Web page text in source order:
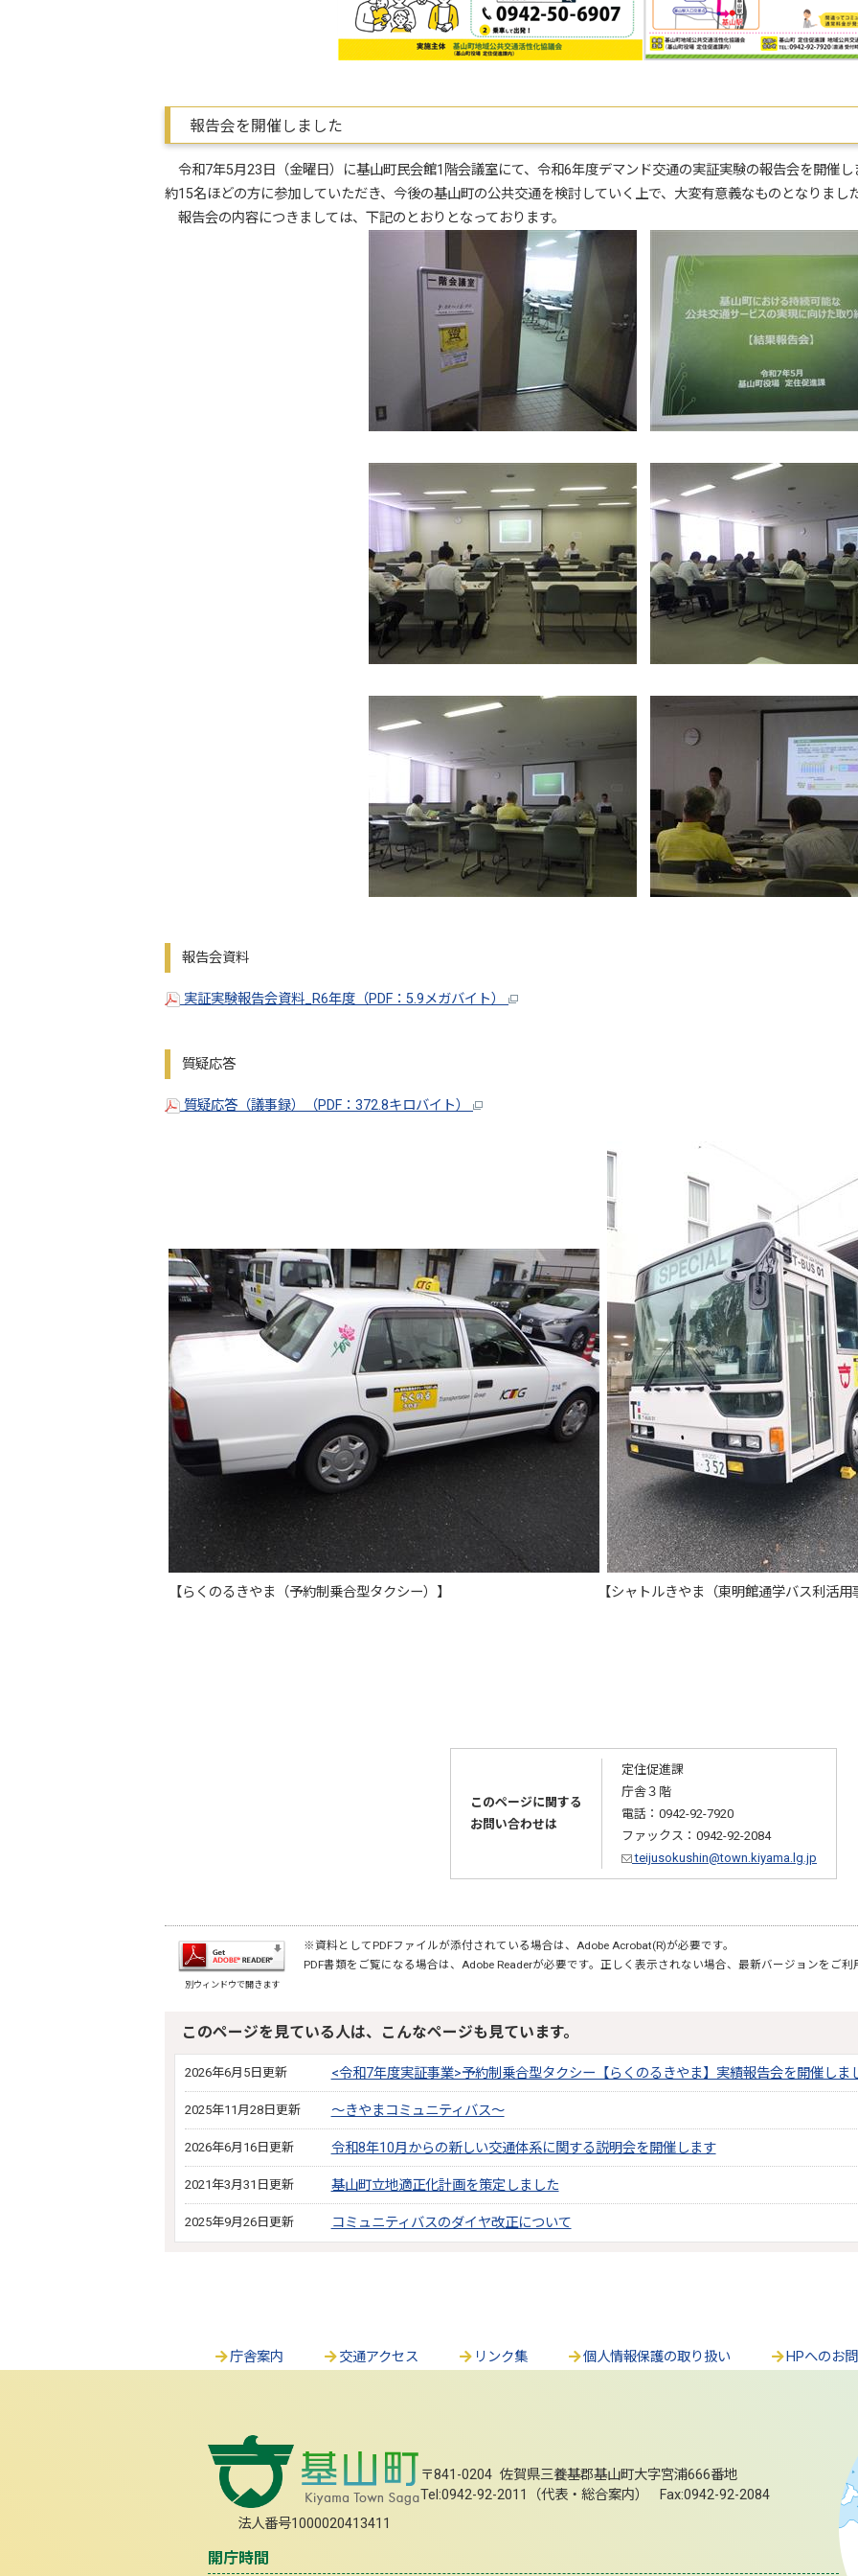
報告会を開催しました
令和7年5月23日（金曜日）に基山町民会館1階会議室にて、令和6年度デマンド交通の実証実験の報告会を開催し
約15名ほどの方に参加していただき、今後の基山町の公共交通を検討していく上で、大変有意義なものとなりまし
報告会の内容につきましては、下記のとおりとなっております。
報告会資料
実証実験報告会資料_R6年度（PDF：5.9メガバイト）
質疑応答
質疑応答（議事録）（PDF：372.8キロバイト）
【らくのるきやま（予約制乗合型タクシー）】 【シャトルきやま（東明館通学バス利活用
このページに関する
お問い合わせは
定住促進課
庁舎３階
電話：0942-92-7920
ファックス：0942-92-2084
teijusokushin@town.kiyama.lg.jp
別ウィンドウで開きます
※資料としてPDFファイルが添付されている場合は、Adobe Acrobat(R)が必要です。
PDF書類をご覧になる場合は、Adobe Readerが必要です。正しく表示されない場合、最新バージョンをご利
このページを見ている人は、こんなページも見ています。
2026年6月5日更新 <令和7年度実証事業>予約制乗合型タクシー【らくのるきやま】実績報告会を開催しま
2025年11月28日更新 ～きやまコミュニティバス～
2026年6月16日更新 令和8年10月からの新しい交通体系に関する説明会を開催します
2021年3月31日更新 基山町立地適正化計画を策定しました
2025年9月26日更新 コミュニティバスのダイヤ改正について
庁舎案内 交通アクセス リンク集 個人情報保護の取り扱い HPへのお
法人番号1000020413411
〒841-0204 佐賀県三養基郡基山町大字宮浦666番地
Tel:0942-92-2011（代表・総合案内） Fax:0942-92-2084
開庁時間